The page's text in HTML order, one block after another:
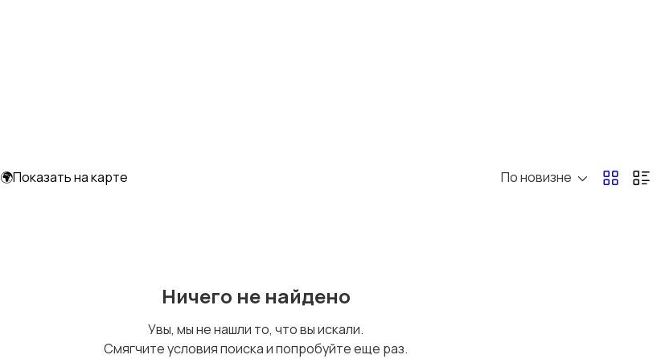
🌍Показать на карте По новизне
Ничего не найдено
Увы, мы не нашли то, что вы искали.
Смягчите условия поиска и попробуйте еще раз.